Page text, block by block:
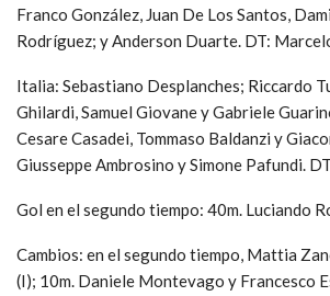
Franco González, Juan De Los Santos,
Rodríguez; y Anderson Duarte. DT:
Italia: Sebastiano Desplanches; Riccardo
Ghilardi, Samuel Giovane y Gabriele
Cesare Casadei, Tommaso Baldanzi y
Giusseppe Ambrosino y Simone Pafundi.
Gol en el segundo tiempo: 40m. Luciando
Cambios: en el segundo tiempo, Mattia
(I); 10m. Daniele Montevago y Francesco